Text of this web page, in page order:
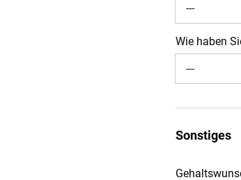
---
Wie haben
---
Sonstiges